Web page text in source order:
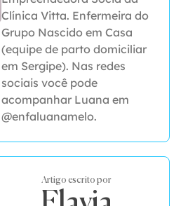
Clínica Vitta. Enfermeira do
Grupo Nascido em Casa
(equipe de parto domiciliar
em Sergipe). Nas redes
sociais você pode
acompanhar Luana em
@enfaluanamelo.
Artigo escrito por